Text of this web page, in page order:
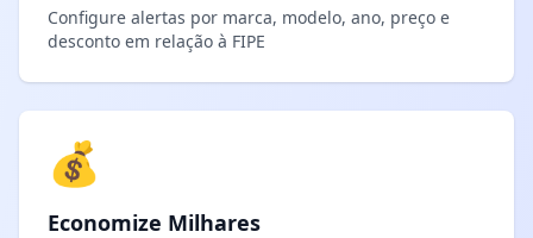
Configure alertas por marca, modelo, ano, preço e
desconto em relação à FIPE
💰
Economize Milhares